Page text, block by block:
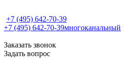
+7 (495) 642-70-39
+7 (495) 642-70-39многоканальный
Заказать звонок
Задать вопрос